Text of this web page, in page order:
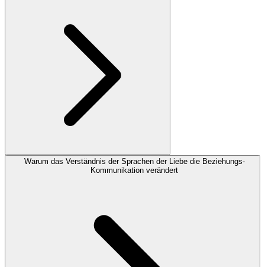
Warum das Verständnis der Sprachen der Liebe die Beziehungs-
Kommunikation verändert